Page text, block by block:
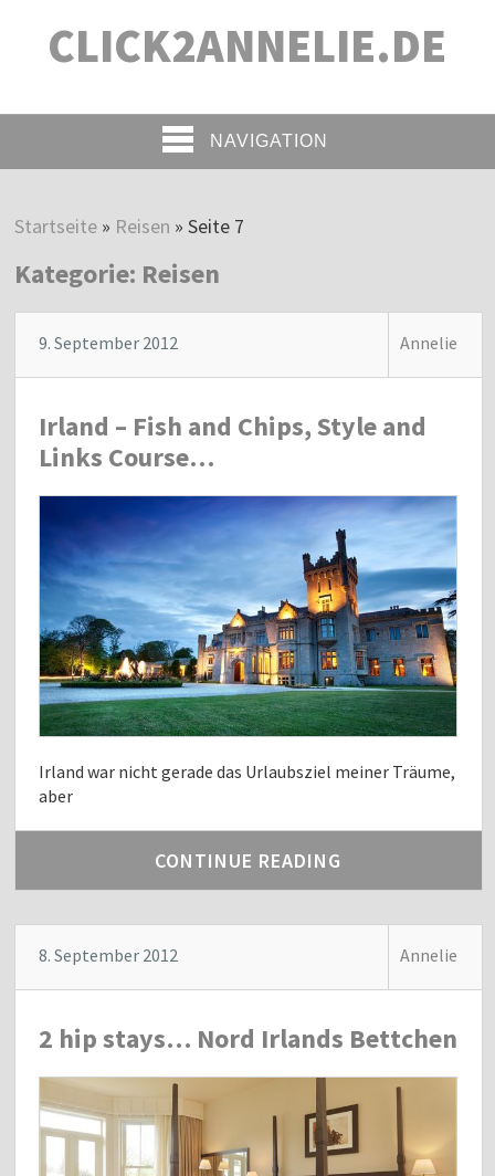
CLICK2ANNELIE.DE
NAVIGATION
Startseite » Reisen »Seite 7
Kategorie: Reisen
9. September 2012 Annelie
Irland – Fish and Chips, Style and
Links Course…
Irland war nicht gerade das Urlaubsziel meiner Träume,
aber
CONTINUE READING
8. September 2012 Annelie
2 hip stays… Nord Irlands Bettchen